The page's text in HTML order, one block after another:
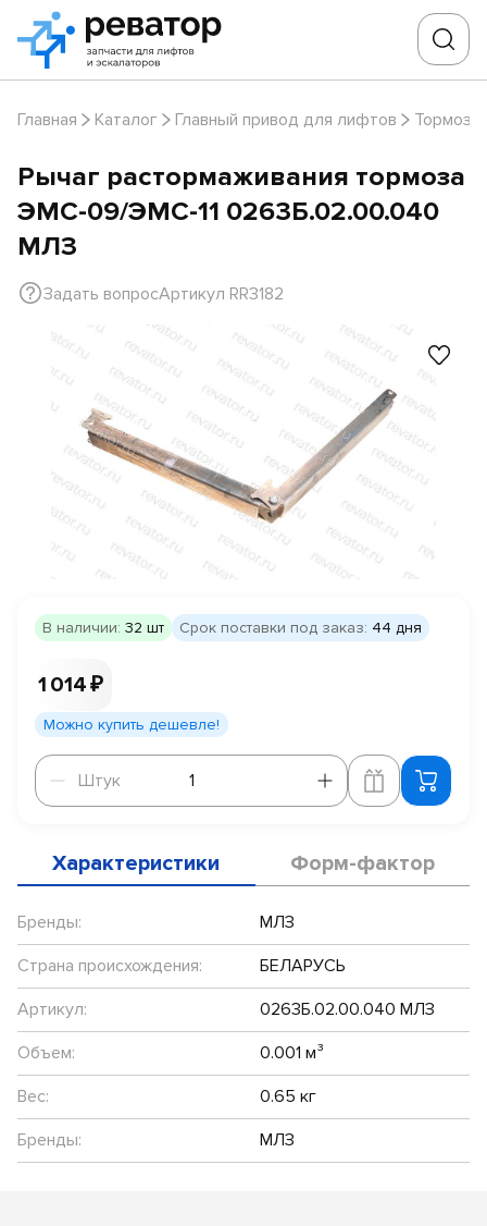
Главная Каталог Главный привод для лифтов Тормоза
Рычаг растормаживания тормоза
ЭМС-09/ЭМС-11 0263Б.02.00.040
МЛЗ
Задать вопросАртикул RR3182
В наличии: 32 шт Срок поставки под заказ: 44 дня
1 014 ₽
Можно купить дешевле!
Штук
Штук
Характеристики Форм-фактор
Бренды:
МЛЗ
Страна происхождения:
БЕЛАРУСЬ
Артикул:
0263Б.02.00.040 МЛЗ
Объем:
0.001 м³
Вес:
0.65 кг
Бренды:
МЛЗ